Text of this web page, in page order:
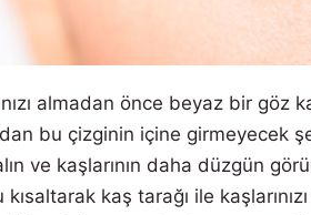
almadan önce beyaz bir göz
bu çizginin içine girmeyecek
alın ve kaşlarının daha düzgün
kaş tarağı ile